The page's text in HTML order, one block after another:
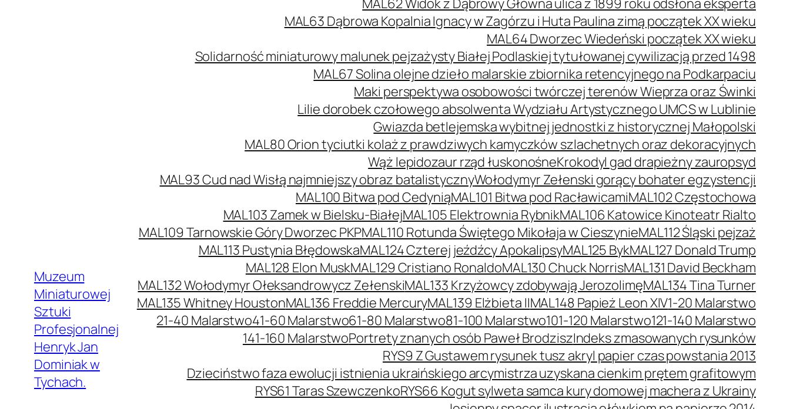
Muzeum
Miniaturowej
Sztuki
Profesjonalnej
Henryk Jan
Dominiak w
Tychach.
MAL62 Widok z Dąbrowy Główna ulica z 1899 roku odsłona eksperta
MAL63 Dąbrowa Kopalnia Ignacy w Zagórzu i Huta Paulina zimą początek XX wieku
MAL64 Dworzec Wiedeński początek XX wieku
Solidarność miniaturowy malunek pejzażysty Białej Podlaskiej tytułowanej cywilizacją przed 1498
MAL67 Solina olejne dzieło malarskie zbiornika retencyjnego na Podkarpaciu
Maki perspektywa osobowości twórczej terenów Wieprza oraz Świnki
Lilie dorobek czołowego absolwenta Wydziału Artystycznego UMCS w Lublinie
Gwiazda betlejemska wybitnej jednostki z historycznej Małopolski
MAL80 Orion tyciutki kolaż z prawdziwych kamyczków szlachetnych oraz dekoracyjnych
Wąż lepidozaur rząd łuskonośneKrokodyl gad drapieżny zauropsyd
MAL93 Cud nad Wisłą najmniejszy obraz batalistycznyWołodymyr Zełenski gorący bohater egzystencji
MAL100 Bitwa pod CedyniąMAL101 Bitwa pod RacławicamiMAL102 Częstochowa
MAL103 Zamek w Bielsku-BiałejMAL105 Elektrownia RybnikMAL106 Katowice Kinoteatr Rialto
MAL109 Tarnowskie Góry Dworzec PKPMAL110 Rotunda Świętego Mikołaja w CieszynieMAL112 Śląski pejzaż
MAL113 Pustynia BłędowskaMAL124 Czterej jeźdźcy ApokalipsyMAL125 BykMAL127 Donald Trump
MAL128 Elon MuskMAL129 Cristiano RonaldoMAL130 Chuck NorrisMAL131 David Beckham
MAL132 Wołodymyr Ołeksandrowycz ZełenskiMAL133 Krzyżowcy zdobywają JerozolimęMAL134 Tina Turner
MAL135 Whitney HoustonMAL136 Freddie MercuryMAL139 Elżbieta IIMAL148 Papież Leon XIV1-20 Malarstwo
21-40 Malarstwo41-60 Malarstwo61-80 Malarstwo81-100 Malarstwo101-120 Malarstwo121-140 Malarstwo
141-160 MalarstwoPortrety znanych osób Paweł BrodziszIndeks zmasowanych rysunków
RYS9 Z Gustawem rysunek tusz akryl papier czas powstania 2013
Dzieciństwo faza ewolucji istnienia ukraińskiego arcymistrza uzyskana cienkim prętem grafitowym
RYS61 Taras SzewczenkoRYS66 Kogut sylweta samca kury domowej machera z Ukrainy